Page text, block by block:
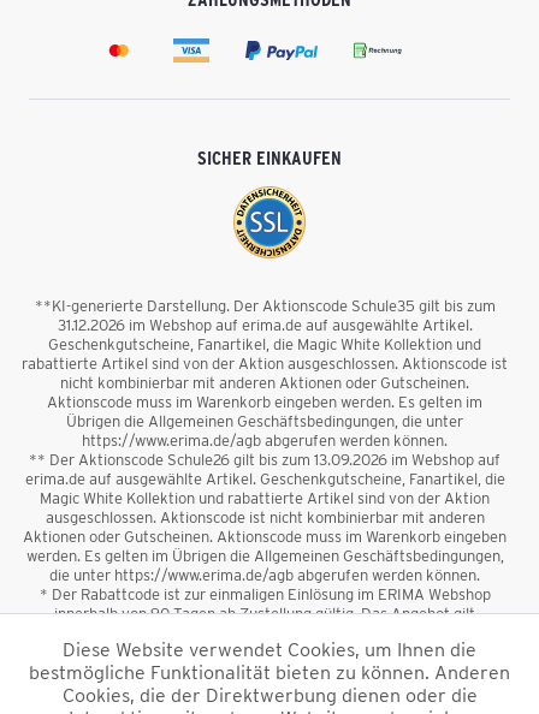
SICHER EINKAUFEN
**KI-generierte Darstellung. Der Aktionscode Schule35 gilt bis zum
31.12.2026 im Webshop auf erima.de auf ausgewählte Artikel.
Geschenkgutscheine, Fanartikel, die Magic White Kollektion und
rabattierte Artikel sind von der Aktion ausgeschlossen. Aktionscode ist
nicht kombinierbar mit anderen Aktionen oder Gutscheinen.
Aktionscode muss im Warenkorb eingeben werden. Es gelten im
Übrigen die Allgemeinen Geschäftsbedingungen, die unter
https://www.erima.de/agb abgerufen werden können.
** Der Aktionscode Schule26 gilt bis zum 13.09.2026 im Webshop auf
erima.de auf ausgewählte Artikel. Geschenkgutscheine, Fanartikel, die
Magic White Kollektion und rabattierte Artikel sind von der Aktion
ausgeschlossen. Aktionscode ist nicht kombinierbar mit anderen
Aktionen oder Gutscheinen. Aktionscode muss im Warenkorb eingeben
werden. Es gelten im Übrigen die Allgemeinen Geschäftsbedingungen,
die unter https://www.erima.de/agb abgerufen werden können.
* Der Rabattcode ist zur einmaligen Einlösung im ERIMA Webshop
innerhalb von 90 Tagen ab Zustellung gültig. Das Angebot gilt
sowie Geschenkgutscheine sind vom Rabatt ausgeschlossen. Der
Rabattcode ist nicht mit anderen Aktionen oder Gutscheinen
kombinierbar. Der Mindestbestellwert beträgt 50 €
Diese Website verwendet Cookies, um Ihnen die
bestmögliche Funktionalität bieten zu können. Anderen
Cookies, die der Direktwerbung dienen oder die